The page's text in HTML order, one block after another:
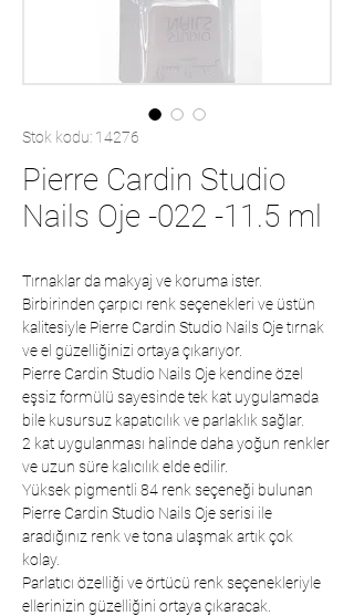
Stok kodu: 14276
Pierre Cardin Studio
Nails Oje -022 -11.5 ml
Tırnaklar da makyaj ve koruma ister.
Birbirinden çarpıcı renk seçenekleri ve üstün
kalitesiyle Pierre Cardin Studio Nails Oje tırnak
ve el güzelliğinizi ortaya çıkarıyor.
Pierre Cardin Studio Nails Oje kendine özel
eşsiz formülü sayesinde tek kat uygulamada
bile kusursuz kapatıcılık ve parlaklık sağlar.
2 kat uygulanması halinde daha yoğun renkler
ve uzun süre kalıcılık elde edilir.
Yüksek pigmentli 84 renk seçeneği bulunan
Pierre Cardin Studio Nails Oje serisi ile
aradığınız renk ve tona ulaşmak artık çok
kolay.
Parlatıcı özelliği ve örtücü renk seçenekleriyle
ellerinizin güzelliğini ortaya çıkaracak.